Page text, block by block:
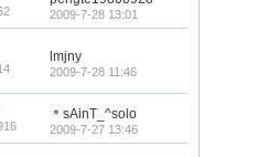
2009-7-28 13:01
lmjny
2009-7-28 11:46
＊sAinT_^solo
2009-7-27 13:46